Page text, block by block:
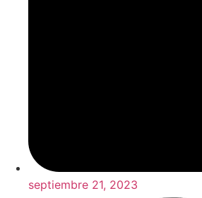
septiembre 21, 2023